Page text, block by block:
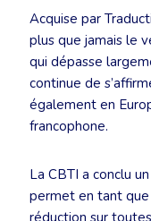
Acquise par
plus que jamais le
qui dépasse
continue de
également en
francophone.
La CBTI a conclu
permet en tant